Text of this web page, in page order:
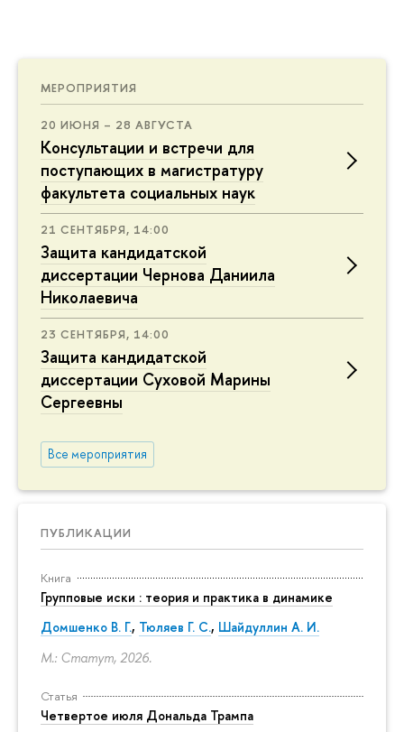
МЕРОПРИЯТИЯ
20 ИЮНЯ – 28 АВГУСТА
Консультации и встречи для
поступающих в магистратуру
факультета социальных наук
21 СЕНТЯБРЯ, 14:00
Защита кандидатской
диссертации Чернова Даниила
Николаевича
23 СЕНТЯБРЯ, 14:00
Защита кандидатской
диссертации Суховой Марины
Сергеевны
Все мероприятия
ПУБЛИКАЦИИ
Книга
Групповые иски : теория и практика в динамике
Домшенко В. Г., Тюляев Г. С., Шайдуллин А. И.
М.: Статут, 2026.
Статья
Четвертое июля Дональда Трампа